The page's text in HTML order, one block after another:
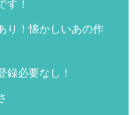
す！
り！懐かしいあの作
録必要なし！